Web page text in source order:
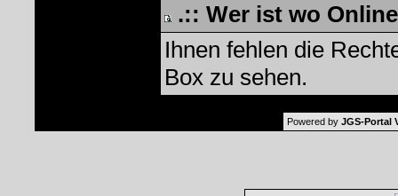
.:: Wer ist wo
Ihnen fehlen die
Box zu sehen.
Powered by JGS-Portal